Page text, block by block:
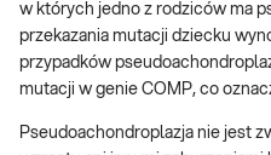
w których jedno z rodziców ma
przekazania mutacji dziecku
przypadków
mutacji w genie COMP, co
Pseudoachondroplazja nie jest